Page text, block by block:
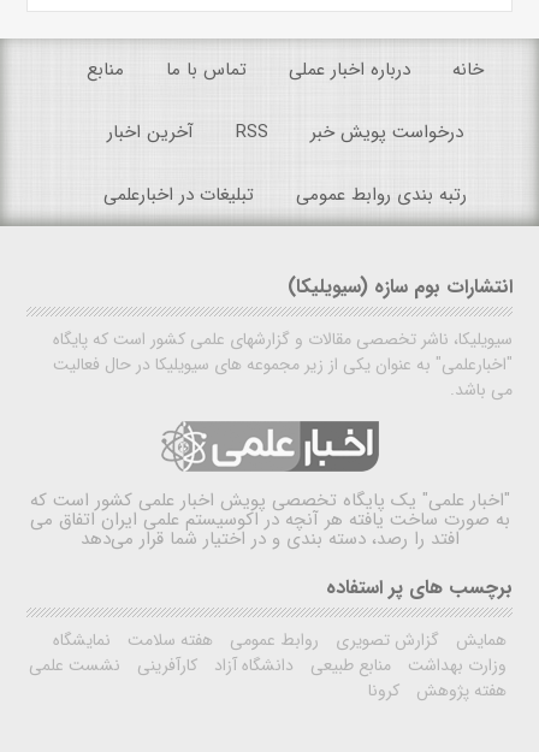
خانه درباره اخبار عملی تماس با ما منابع
درخواست پویش خبر RSS آخرین اخبار
رتبه بندی روابط عمومی تبلیغات در اخبارعلمی
انتشارات بوم سازه (سیویلیکا)
سیویلیکا، ناشر تخصصی مقالات و گزارشهای علمی کشور است که پایگاه
"اخبارعلمی" به عنوان یکی از زیر مجموعه های سیویلیکا در حال فعالیت
می باشد.
"اخبار علمی" یک پایگاه تخصصی پویش اخبار علمی کشور است که
به صورت ساخت یافته هر آنچه در اکوسیستم علمی ایران اتفاق می
افتد را رصد، دسته بندی و در اختیار شما قرار می‌دهد
برچسب های پر استفاده
همایش گزارش تصویری روابط عمومی هفته سلامت
نمایشگاه
وزارت بهداشت
منابع طبیعی دانشگاه آزاد کارآفرینی
نشست علمی
هفته پژوهش
کرونا